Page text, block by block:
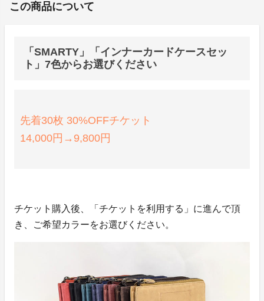
この商品について
「SMARTY」「インナーカードケースセッ
ト」7色からお選びください
先着30枚 30%OFFチケット
14,000円→9,800円
チケット購入後、「チケットを利用する」に進んで頂
き、ご希望カラーをお選びください。